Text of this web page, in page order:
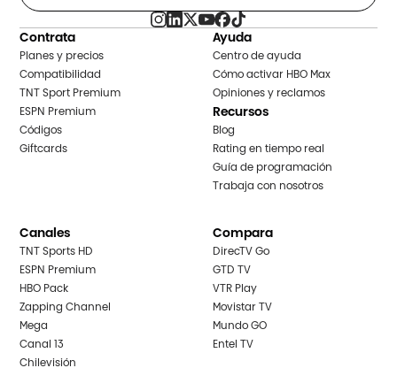
Contrata
Planes y precios
Compatibilidad
TNT Sport Premium
ESPN Premium
Códigos
Giftcards
Ayuda
Centro de ayuda
Cómo activar HBO Max
Opiniones y reclamos
Recursos
Blog
Rating en tiempo real
Guía de programación
Trabaja con nosotros
Canales
TNT Sports HD
ESPN Premium
HBO Pack
Zapping Channel
Mega
Canal 13
Chilevisión
Compara
DirecTV Go
GTD TV
VTR Play
Movistar TV
Mundo GO
Entel TV